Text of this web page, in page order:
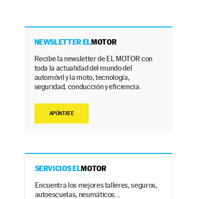
NEWSLETTER ELMOTOR
Recibe la newsletter de EL MOTOR con
toda la actualidad del mundo del
automóvil y la moto, tecnología,
seguridad, conducción y eficiencia.
APÚNTATE
SERVICIOS ELMOTOR
Encuentra los mejores talleres, seguros,
autoescuelas, neumáticos…